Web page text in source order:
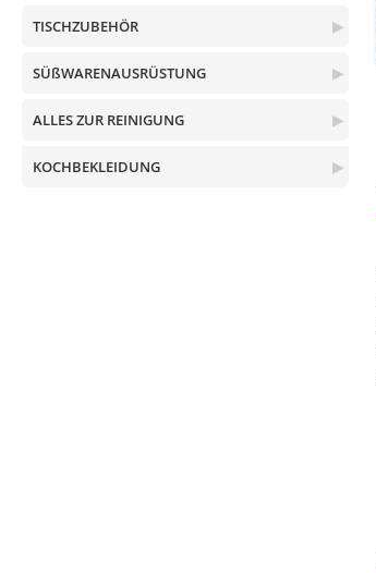
▶
TISCHZUBEHÖR
▶
SÜßWARENAUSRÜSTUNG
▶
ALLES ZUR REINIGUNG
▶
KOCHBEKLEIDUNG